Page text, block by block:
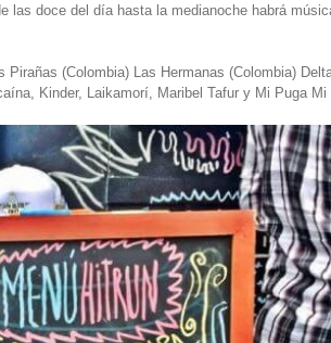
las doce del día hasta la medianoche habrá
(Colombia) Las Hermanas (Colombia)
Kinder, Laikamorí, Maribel Tafur y Mi Puga Mi